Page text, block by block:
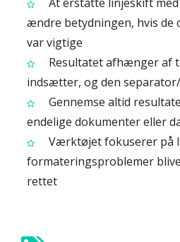
ændre betydningen, hvis de
var vigtige
Resultatet afhænger af
indsætter, og den
Gennemse altid
endelige dokumenter eller
Værktøjet fokuserer på
formateringsproblemer
rettet